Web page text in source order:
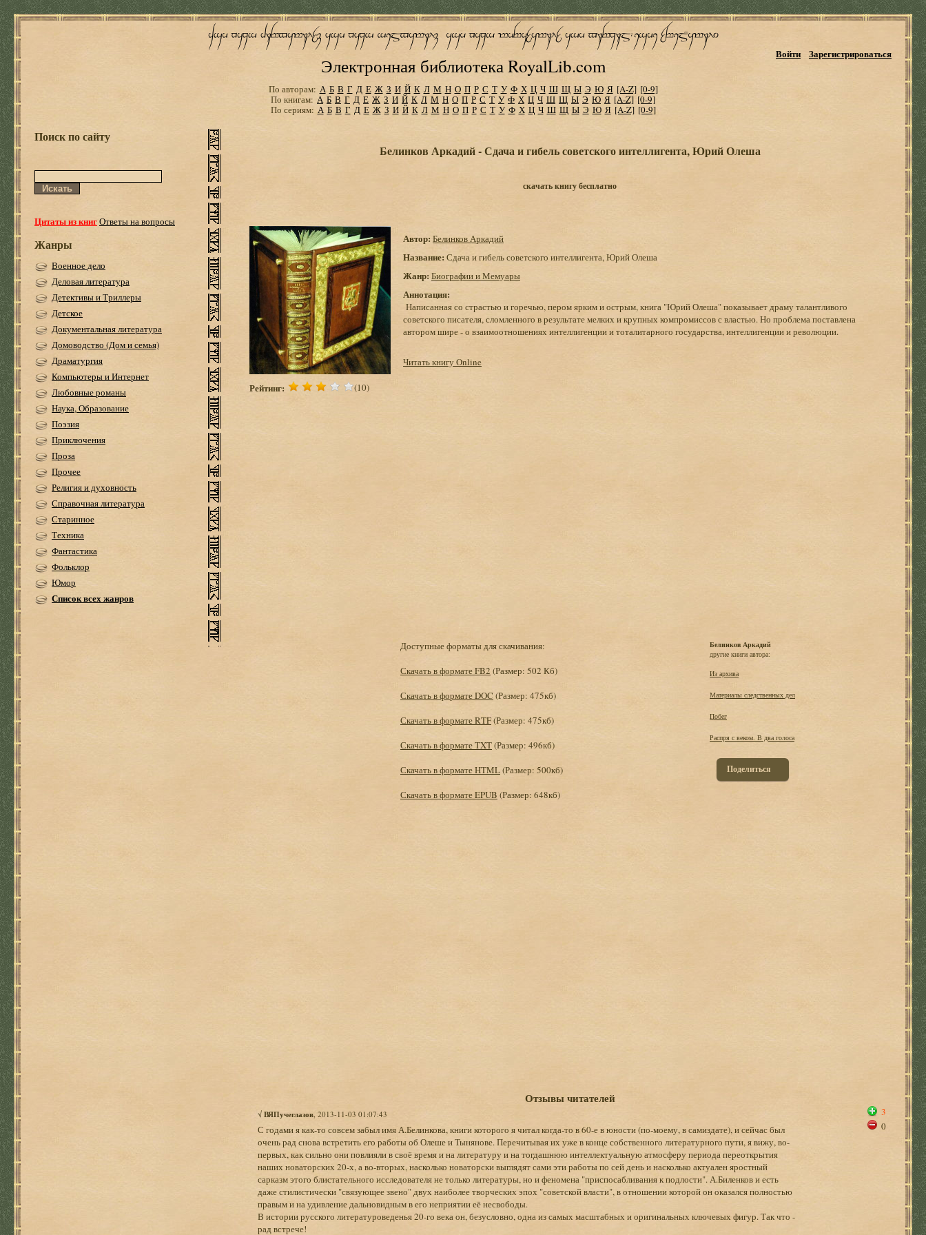
Электронная библиотека RoyalLib.com
Войти Зарегистрироваться
По авторам: А Б В Г Д Е Ж З И Й К Л М Н О П Р С Т У Ф Х Ц Ч Ш Щ Ы Э Ю Я [A-Z] [0-9]
По книгам: А Б В Г Д Е Ж З И Й К Л М Н О П Р С Т У Ф Х Ц Ч Ш Щ Ы Э Ю Я [A-Z] [0-9]
По сериям: А Б В Г Д Е Ж З И Й К Л М Н О П Р С Т У Ф Х Ц Ч Ш Щ Ы Э Ю Я [A-Z] [0-9]
Поиск по сайту
Цитаты из книгОтветы на вопросы
Жанры
Военное дело
Деловая литература
Детективы и Триллеры
Детское
Документальная литература
Домоводство (Дом и семья)
Драматургия
Компьютеры и Интернет
Любовные романы
Наука, Образование
Поэзия
Приключения
Проза
Прочее
Религия и духовность
Справочная литература
Старинное
Техника
Фантастика
Фольклор
Юмор
Список всех жанров
Белинков Аркадий - Сдача и гибель советского интеллигента, Юрий Олеша
скачать книгу бесплатно
Рейтинг: (10)
Автор: Белинков Аркадий
Название: Сдача и гибель советского интеллигента, Юрий Олеша
Жанр: Биографии и Мемуары
Аннотация:
Написанная со страстью и горечью, пером ярким и острым, книга "Юрий Олеша" показывает драму талантливого
советского писателя, сломленного в результате мелких и крупных компромиссов с властью. Но проблема поставлена
автором шире - о взаимоотношениях интеллигенции и тоталитарного государства, интеллигенции и революции.
Читать книгу Online
Доступные форматы для скачивания:
Скачать в формате FB2 (Размер: 502 Кб)
Скачать в формате DOC (Размер: 475кб)
Скачать в формате RTF(Размер: 475кб)
Скачать в формате TXT(Размер: 496кб)
Скачать в формате HTML(Размер: 500кб)
Скачать в формате EPUB (Размер: 648кб)
Белинков Аркадий
другие книги автора:
Из архива
Материалы следственных дел
Побег
Распря с веком. В два голоса
Поделиться
Отзывы читателей
√ ВЯПучеглазов, 2013-11-03 01:07:43
С годами я как-то совсем забыл имя А.Белинкова, книги которого я читал когда-то в 60-е в юности (по-моему, в самиздате), и сейчас был
очень рад снова встретить его работы об Олеше и Тынянове. Перечитывая их уже в конце собственного литературного пути, я вижу, во-
первых, как сильно они повлияли в своё время и на литературу и на тогдашнюю интеллектуальную атмосферу периода переоткрытия
наших новаторских 20-х, а во-вторых, насколько новаторски выглядят сами эти работы по сей день и насколько актуален яростный
сарказм этого блистательного исследователя не только литературы, но и феномена "приспосабливания к подлости". А.Биленков и есть
даже стилистически "связующее звено" двух наиболее творческих эпох "советской власти", в отношении которой он оказался полностью
правым и на удивление дальновидным в его неприятии её несвободы.
В истории русского литературоведенья 20-го века он, безусловно, одна из самых масштабных и оригинальных ключевых фигур. Так что -
рад встрече!
3
0